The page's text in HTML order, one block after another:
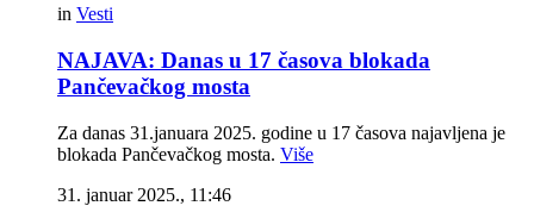
in Vesti
NAJAVA: Danas u 17 časova blokada
Pančevačkog mosta
Za danas 31.januara 2025. godine u 17 časova najavljena je
blokada Pančevačkog mosta. Više
31. januar 2025., 11:46